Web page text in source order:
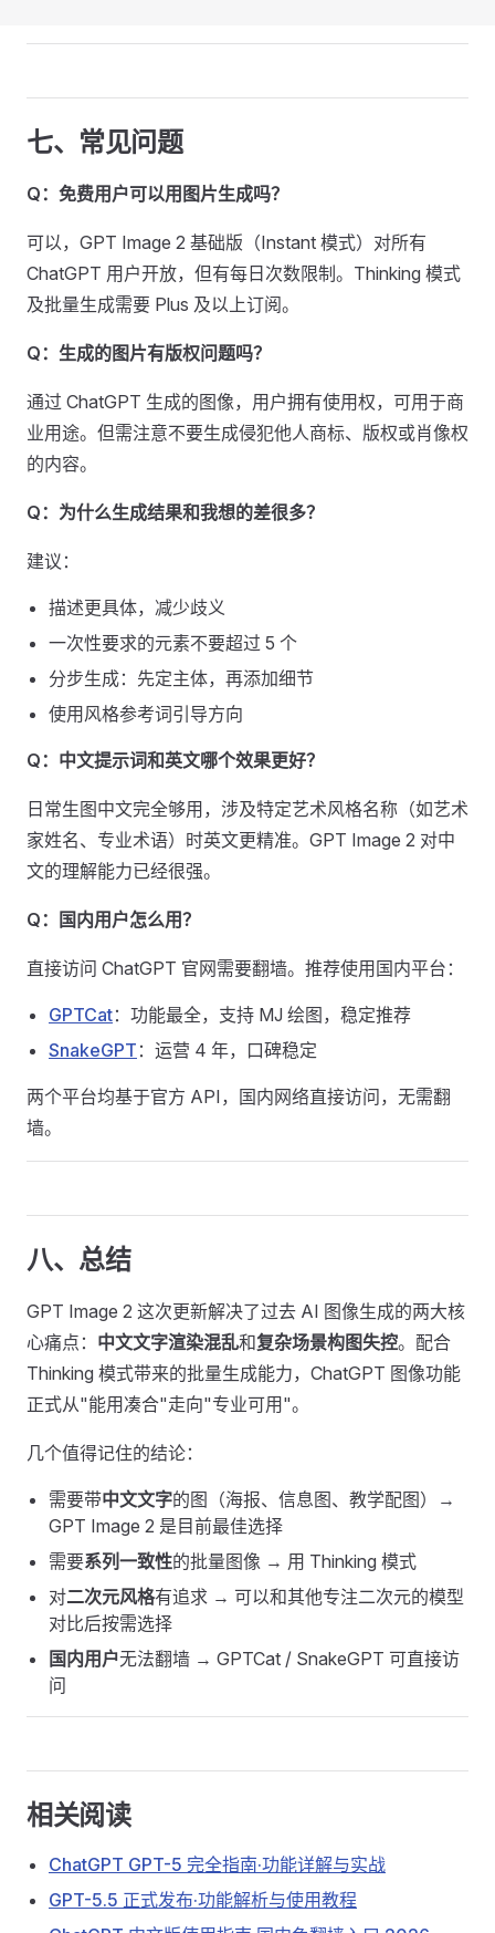
七、常见问题
Q：免费用户可以用图片生成吗？
可以，GPT Image 2 基础版（Instant 模式）对所有
ChatGPT 用户开放，但有每日次数限制。Thinking 模式
及批量生成需要 Plus 及以上订阅。
Q：生成的图片有版权问题吗？
通过 ChatGPT 生成的图像，用户拥有使用权，可用于商
业用途。但需注意不要生成侵犯他人商标、版权或肖像权
的内容。
Q：为什么生成结果和我想的差很多？
建议：
描述更具体，减少歧义
一次性要求的元素不要超过 5 个
分步生成：先定主体，再添加细节
使用风格参考词引导方向
Q：中文提示词和英文哪个效果更好？
日常生图中文完全够用，涉及特定艺术风格名称（如艺术
家姓名、专业术语）时英文更精准。GPT Image 2 对中
文的理解能力已经很强。
Q：国内用户怎么用？
直接访问 ChatGPT 官网需要翻墙。推荐使用国内平台：
GPTCat：功能最全，支持 MJ 绘图，稳定推荐
SnakeGPT ：运营 4 年，口碑稳定
两个平台均基于官方 API，国内网络直接访问，无需翻
墙。
八、总结
GPT Image 2 这次更新解决了过去 AI 图像生成的两大核
心痛点： 中文文字渲染混乱和复杂场景构图失控。配合
Thinking 模式带来的批量生成能力，ChatGPT 图像功能
正式从"能用凑合"走向"专业可用"。
几个值得记住的结论：
需要带中文文字的图（海报、信息图、教学配图）→
GPT Image 2 是目前最佳选择
需要系列一致性的批量图像 → 用 Thinking 模式
对二次元风格有追求 → 可以和其他专注二次元的模型
对比后按需选择
国内用户无法翻墙 → GPTCat / SnakeGPT 可直接访
问
相关阅读
ChatGPT GPT-5 完全指南·功能详解与实战
GPT-5.5 正式发布·功能解析与使用教程